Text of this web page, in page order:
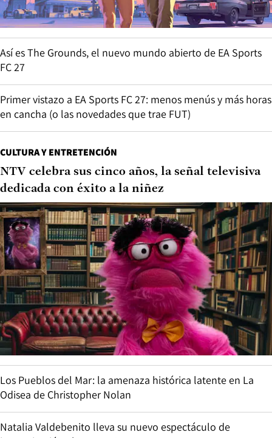
Así es The Grounds, el nuevo mundo abierto de EA Sports
FC 27
Primer vistazo a EA Sports FC 27: menos menús y más horas
en cancha (o las novedades que trae FUT)
CULTURA Y ENTRETENCIÓN
NTV celebra sus cinco años, la señal televisiva
dedicada con éxito a la niñez
Los Pueblos del Mar: la amenaza histórica latente en La
Odisea de Christopher Nolan
Natalia Valdebenito lleva su nuevo espectáculo de